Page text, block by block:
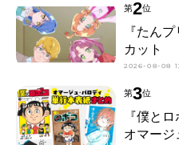
第2位
『たん
カット
2026-08-08
第3位
『僕と
オマージ